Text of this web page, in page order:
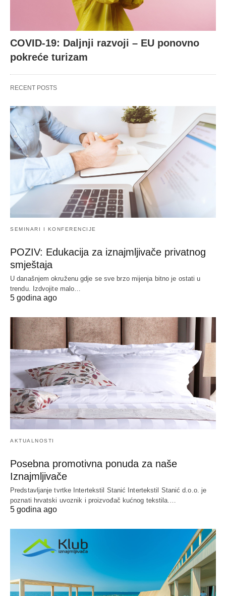
COVID-19: Daljnji razvoji – EU ponovno
pokreće turizam
RECENT POSTS
SEMINARI I KONFERENCIJE
POZIV: Edukacija za iznajmljivače privatnog
smještaja
U današnjem okruženu gdje se sve brzo mijenja bitno je ostati u
trendu. Izdvojite malo…
5 godina ago
AKTUALNOSTI
Posebna promotivna ponuda za naše
Iznajmljivače
Predstavljanje tvrtke Intertekstil Stanić Intertekstil Stanić d.o.o. je
poznati hrvatski uvoznik i proizvođač kućnog tekstila.…
5 godina ago